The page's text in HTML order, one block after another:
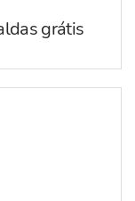
grátis